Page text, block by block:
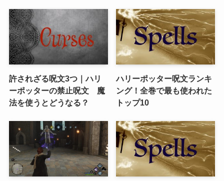
許されざる呪文3つ｜ハリ
ーポッターの禁止呪文 魔
法を使うとどうなる？
ハリーポッター呪文ランキ
ング！全巻で最も使われた
トップ10